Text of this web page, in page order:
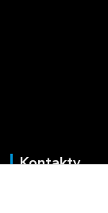
Kontakty